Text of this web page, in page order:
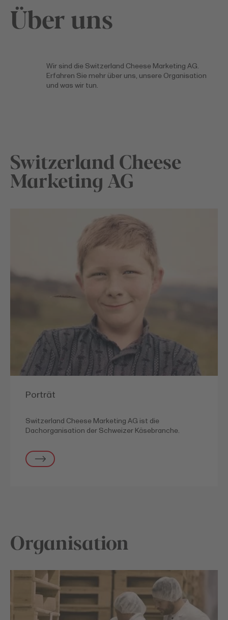
Über uns
Wir sind die Switzerland Cheese Marketing AG.
Erfahren Sie mehr über uns, unsere Organisation
und was wir tun.
Switzerland Cheese
Marketing AG
Porträt
Switzerland Cheese Marketing AG ist die
Dachorganisation der Schweizer Käsebranche.
Organisation